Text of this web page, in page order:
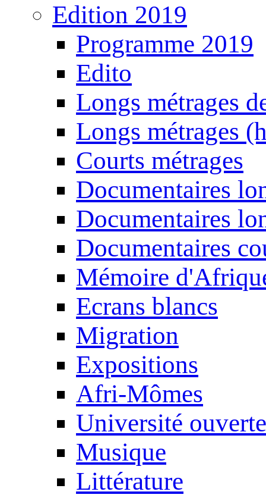
Edition 2019
Programme 2019
Edito
Longs métrages
Longs métrages
Courts métrages
Documentaires
Documentaires
Documentaires
Mémoire
Ecrans blancs
Migration
Expositions
Afri-Mômes
Université ouverte
Musique
Littérature